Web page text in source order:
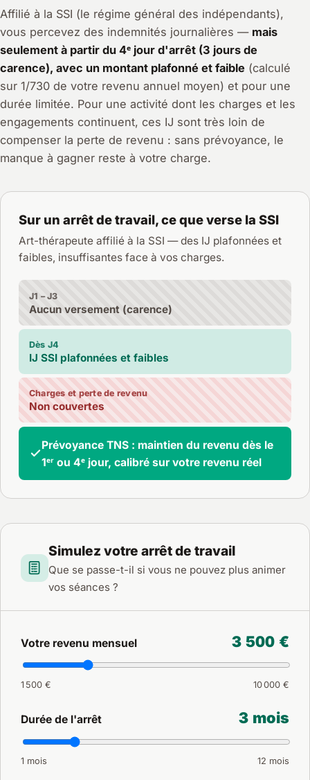
Affilié à la SSI (le régime général des indépendants),
vous percevez des indemnités journalières — mais
seulement à partir du 4ᵉ jour d'arrêt (3 jours de
carence), avec un montant plafonné et faible (calculé
sur 1/730 de votre revenu annuel moyen) et pour une
durée limitée. Pour une activité dont les charges et les
engagements continuent, ces IJ sont très loin de
compenser la perte de revenu : sans prévoyance, le
manque à gagner reste à votre charge.
Sur un arrêt de travail, ce que verse la SSI
Art-thérapeute affilié à la SSI — des IJ plafonnées et
faibles, insuffisantes face à vos charges.
J1 – J3
Aucun versement (carence)
Dès J4
IJ SSI plafonnées et faibles
Charges et perte de revenu
Non couvertes
Prévoyance TNS : maintien du revenu dès le
1ᵉʳ ou 4ᵉ jour, calibré sur votre revenu réel
Simulez votre arrêt de travail
Que se passe-t-il si vous ne pouvez plus animer
vos séances ?
Votre revenu mensuel 3 500 €
1 500 € 10 000 €
Durée de l'arrêt 3 mois
1 mois 12 mois